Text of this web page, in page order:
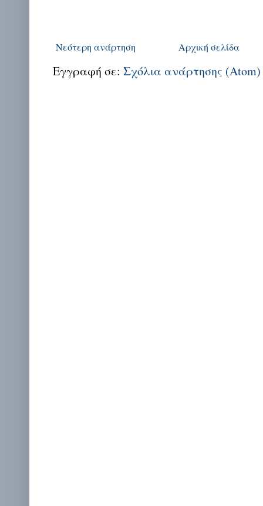
Νεότερη ανάρτηση Αρχική σελίδα
Εγγραφή σε: Σχόλια ανάρτησης (Atom)